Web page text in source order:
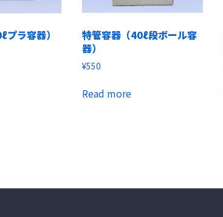
ラ容器）
特管容器（40ℓ段ボール容
器）
¥550
Read more